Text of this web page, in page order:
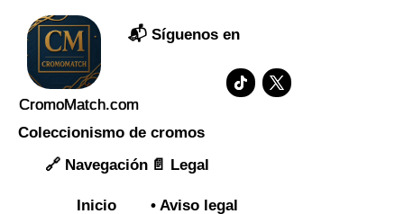
CromoMatch.com
Coleccionismo de cromos
🔗 Navegación
Inicio
📄 Legal
• Aviso legal
📬 Síguenos en